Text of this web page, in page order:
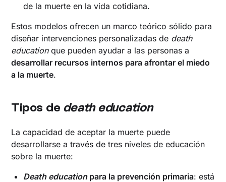
de la muerte en la vida cotidiana.
Estos modelos ofrecen un marco teórico sólido para
diseñar intervenciones personalizadas de death
educationque pueden ayudar a las personas a
desarrollar recursos internos para afrontar el miedo
a la muerte.
‍Tipos de death education
La capacidad de aceptar la muerte puede
desarrollarse a través de tres niveles de educación
sobre la muerte:
Death educationpara la prevención primaria: está